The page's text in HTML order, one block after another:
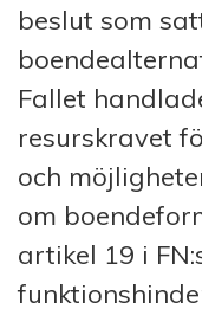
beslut som
Fallet
resurskravet
och
om
artikel 19 i